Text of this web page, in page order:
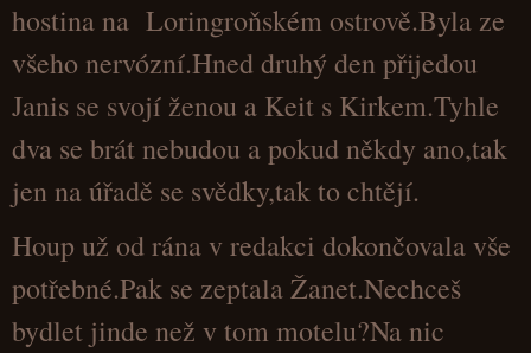
hostina na Loringroňském ostrově.Byla ze
všeho nervózní.Hned druhý den přijedou
Janis se svojí ženou a Keit s Kirkem.Tyhle
dva se brát nebudou a pokud někdy ano,tak
jen na úřadě se svědky,tak to chtějí.
Houp už od rána v redakci dokončovala vše
potřebné.Pak se zeptala Žanet.Nechceš
bydlet jinde než v tom motelu?Na nic